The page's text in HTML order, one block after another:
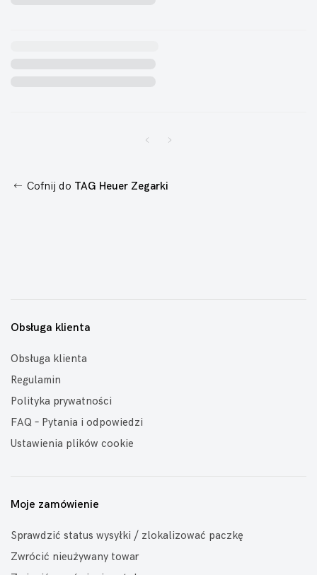
Cofnij do TAG Heuer Zegarki
Obsługa klienta
Obsługa klienta
Regulamin
Polityka prywatności
FAQ – Pytania i odpowiedzi
Ustawienia plików cookie
Moje zamówienie
Sprawdzić status wysyłki / zlokalizować paczkę
Zwrócić nieużywany towar